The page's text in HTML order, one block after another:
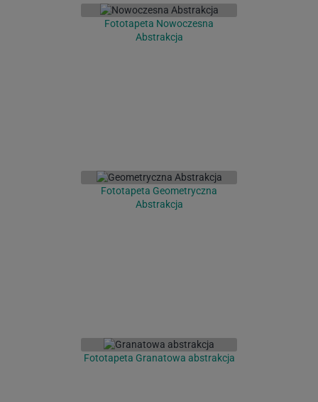
Fototapeta Nowoczesna
Abstrakcja
Fototapeta Geometryczna
Abstrakcja
Fototapeta Granatowa abstrakcja